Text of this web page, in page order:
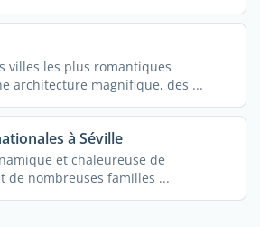
villes les plus romantiques
architecture magnifique, des ...
à Séville
et chaleureuse de
de nombreuses familles ...